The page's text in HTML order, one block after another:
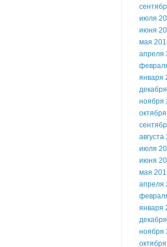
июля
июня
мая
апреля
января
ноября
августа
июля
июня
мая
апреля
января
ноября